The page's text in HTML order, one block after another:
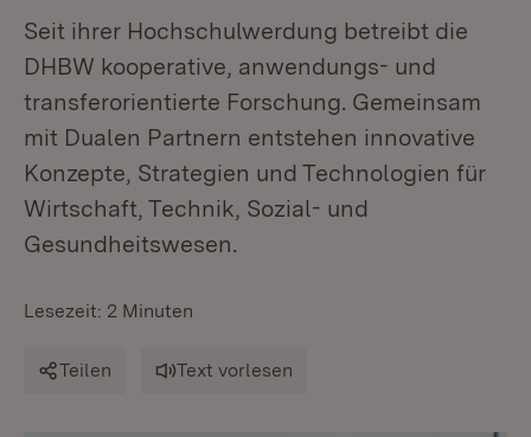
Seit ihrer Hochschulwerdung betreibt die
DHBW kooperative, anwendungs- und
transferorientierte Forschung. Gemeinsam
mit Dualen Partnern entstehen innovative
Konzepte, Strategien und Technologien für
Wirtschaft, Technik, Sozial- und
Gesundheitswesen.
Lesezeit: 2 Minuten
Teilen Text vorlesen